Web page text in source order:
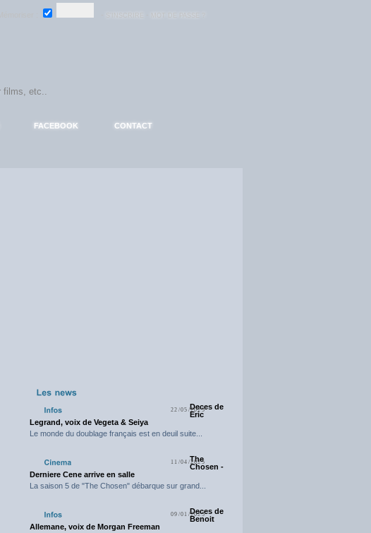
FACEBOOK CONTACT
22/05/2025Deces de
Eric
Legrand, voix de Vegeta & Seiya
Le monde du doublage français est en deuil suite...
11/04/2025
The
Chosen -
Derniere Cene arrive en salle
La saison 5 de "The Chosen" débarque sur grand...
09/01/2025Deces de
Benoit
Allemane, voix de Morgan Freeman